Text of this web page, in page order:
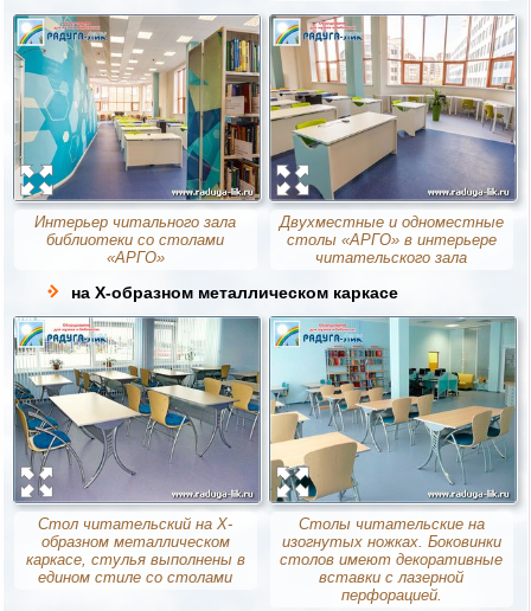
Интерьер читального зала
библиотеки со столами
«АРГО»
Двухместные и одноместные
столы «АРГО» в интерьере
читательского зала
на Х-образном металлическом каркасе
Стол читательский на Х-
образном металлическом
каркасе, стулья выполнены в
едином стиле со столами
Столы читательские на
изогнутых ножках. Боковинки
столов имеют декоративные
вставки с лазерной
перфорацией.